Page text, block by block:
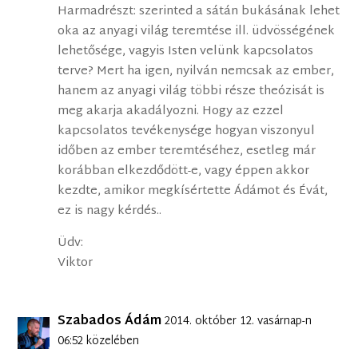
Harmadrészt: szerinted a sátán bukásának lehet
oka az anyagi világ teremtése ill. üdvösségének
lehetősége, vagyis Isten velünk kapcsolatos
terve? Mert ha igen, nyilván nemcsak az ember,
hanem az anyagi világ többi része theózisát is
meg akarja akadályozni. Hogy az ezzel
kapcsolatos tevékenysége hogyan viszonyul
időben az ember teremtéséhez, esetleg már
korábban elkezdődött-e, vagy éppen akkor
kezdte, amikor megkísértette Ádámot és Évát,
ez is nagy kérdés..
Üdv:
Viktor
Szabados Ádám2014. október 12. vasárnap-n
06:52 közelében